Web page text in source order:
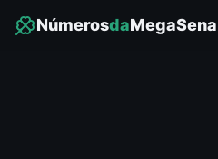
NúmerosdaMegaSena